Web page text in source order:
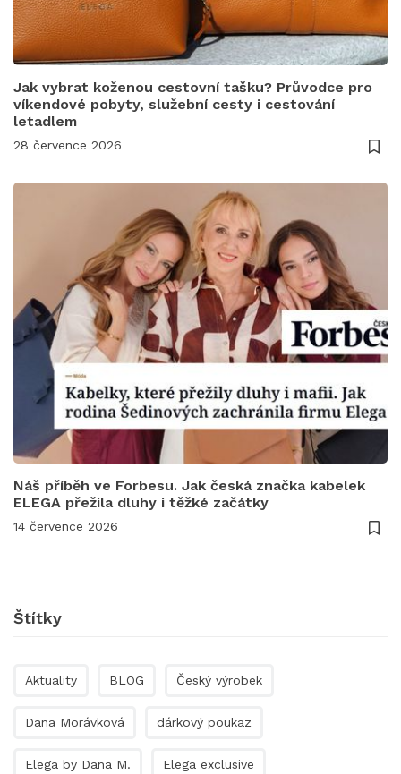
Jak vybrat koženou cestovní tašku? Průvodce pro
víkendové pobyty, služební cesty i cestování
letadlem
28 července 2026
Náš příběh ve Forbesu. Jak česká značka kabelek
ELEGA přežila dluhy i těžké začátky
14 července 2026
Štítky
Aktuality BLOG Český výrobek
Dana Morávková dárkový poukaz
Elega by Dana M. Elega exclusive